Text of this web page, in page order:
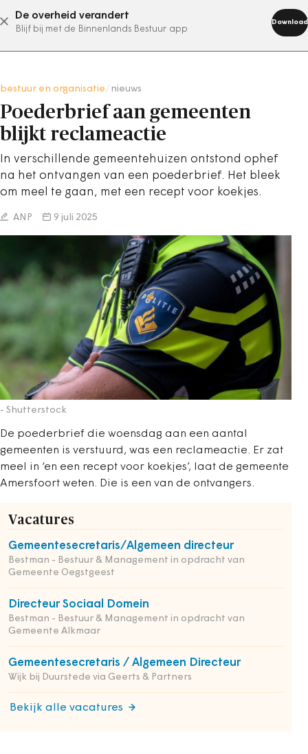
De overheid verandert
Blijf bij met de Binnenlands Bestuur app
Download
abonneer nu
bestuur en organisatie nieuws
Poederbrief aan gemeenten
blijkt reclameactie
In verschillende gemeentehuizen ontstond ophef
na het ontvangen van een poederbrief. Het bleek
om meel te gaan, met een recept voor koekjes.
ANP 9 juli 2025
- Shutterstock
De poederbrief die woensdag aan een aantal
gemeenten is verstuurd, was een reclameactie. Er zat
meel in ‘en een recept voor koekjes’, laat de gemeente
Amersfoort weten. Die is een van de ontvangers.
Vacatures
Gemeentesecretaris/Algemeen directeur
Bestman - Bestuur & Management in opdracht van
Gemeente Oegstgeest
Directeur Sociaal Domein
Bestman - Bestuur & Management in opdracht van
Gemeente Alkmaar
Gemeentesecretaris / Algemeen Directeur
Wijk bij Duurstede via Geerts & Partners
Bekijk alle vacatures